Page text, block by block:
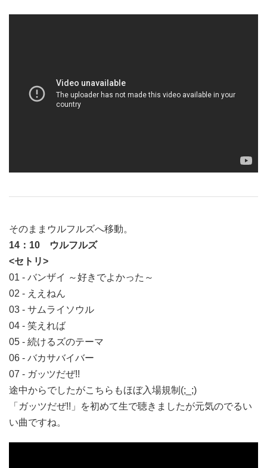
そのままウルフルズへ移動。
14：10 ウルフルズ
<セトリ>
01 - バンザイ ～好きでよかった～
02 - ええねん
03 - サムライソウル
04 - 笑えれば
05 - 続けるズのテーマ
06 - バカサバイバー
07 - ガッツだぜ!!
途中からでしたがこちらもほぼ入場規制(;_;)
「ガッツだぜ!!」を初めて生で聴きましたが元気のでるい
い曲ですね。